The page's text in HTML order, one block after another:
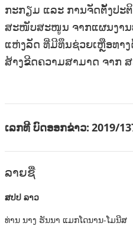
ກະກຽມ ແລະ ການຈັດຕັ້ງປະ
ສະໜັບສະໜູນ ຈາກແຜ​ນ​ງານ
ແຫ່ງ​ລັດ ທີ່​ມີ​​ທຶນ​ຊ່ວຍ​ເຫຼືອ​ທາ
ສ້າງຂີດຄວາມສາມາດ ຈາກ
ເລກທີ ບົດອອກຂ່າວ: 2019/
ລາຍ​ຊື່
ສປປ ລາວ
ທ່ານ ນາງ ຮັນນາ ແມກໂດນານ-ໂມນີສ